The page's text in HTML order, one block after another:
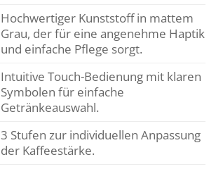
Hochwertiger Kunststoff in mattem
Grau, der für eine angenehme Haptik
und einfache Pflege sorgt.
Intuitive Touch-Bedienung mit klaren
Symbolen für einfache
Getränkeauswahl.
3 Stufen zur individuellen Anpassung
der Kaffeestärke.